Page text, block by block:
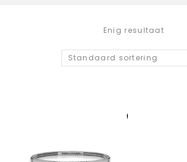
Enig resultaat
Standaard sortering